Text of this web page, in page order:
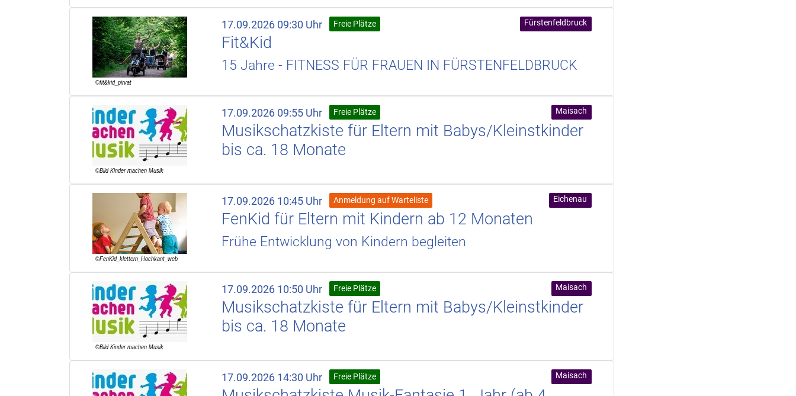
17.09.2026 09:30 Uhr Freie Plätze Fürstenfeldbruck
Fit&Kid
15 Jahre - FITNESS FÜR FRAUEN IN FÜRSTENFELDBRUCK
17.09.2026 09:55 Uhr Freie Plätze Maisach
Musikschatzkiste für Eltern mit Babys/Kleinstkinder
bis ca. 18 Monate
17.09.2026 10:45 Uhr Anmeldung auf Warteliste Eichenau
FenKid für Eltern mit Kindern ab 12 Monaten
Frühe Entwicklung von Kindern begleiten
17.09.2026 10:50 Uhr Freie Plätze Maisach
Musikschatzkiste für Eltern mit Babys/Kleinstkinder
bis ca. 18 Monate
17.09.2026 14:30 Uhr Freie Plätze Maisach